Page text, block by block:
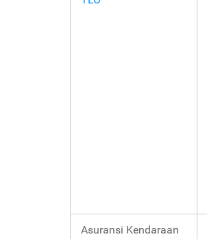
Asuransi Kendaraan